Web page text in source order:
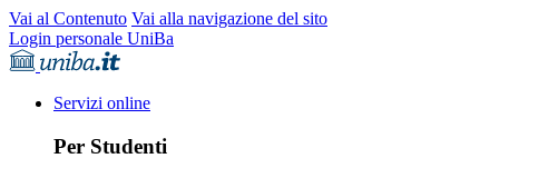
Vai al Contenuto Vai alla navigazione del sito
Login personale UniBa
Servizi online
Per Studenti